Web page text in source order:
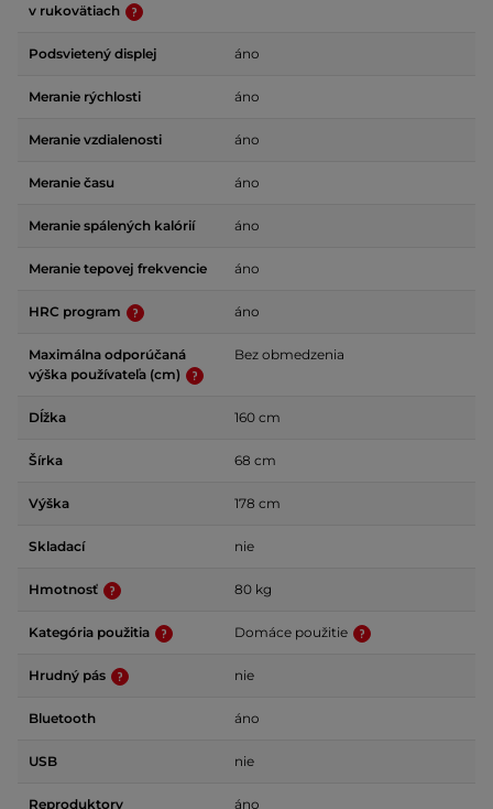
v rukovätiach
Podsvietený displej áno
Meranie rýchlosti áno
Meranie vzdialenosti áno
Meranie času áno
Meranie spálených kalórií áno
Meranie tepovej frekvencie áno
HRC program áno
Maximálna odporúčaná
výška používateľa (cm)
Bez obmedzenia
Dĺžka 160 cm
Šírka 68 cm
Výška 178 cm
Skladací nie
Hmotnosť 80 kg
Kategória použitia Domáce použitie
Hrudný pás nie
Bluetooth áno
USB nie
Reproduktory áno